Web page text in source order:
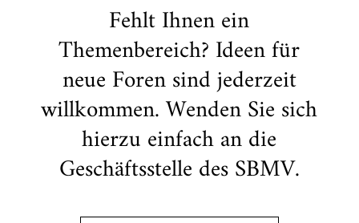
Fehlt Ihnen ein
Themenbereich? Ideen für
neue Foren sind jederzeit
willkommen. Wenden Sie sich
hierzu einfach an die
Geschäftsstelle des SBMV.